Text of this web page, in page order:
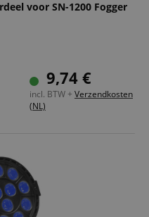
voor SN-1200 Fogger
9,74 €
incl. BTW + Verzendkosten
(NL)